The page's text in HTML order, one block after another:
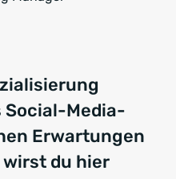
Social-Media-
Erwartungen
du hier